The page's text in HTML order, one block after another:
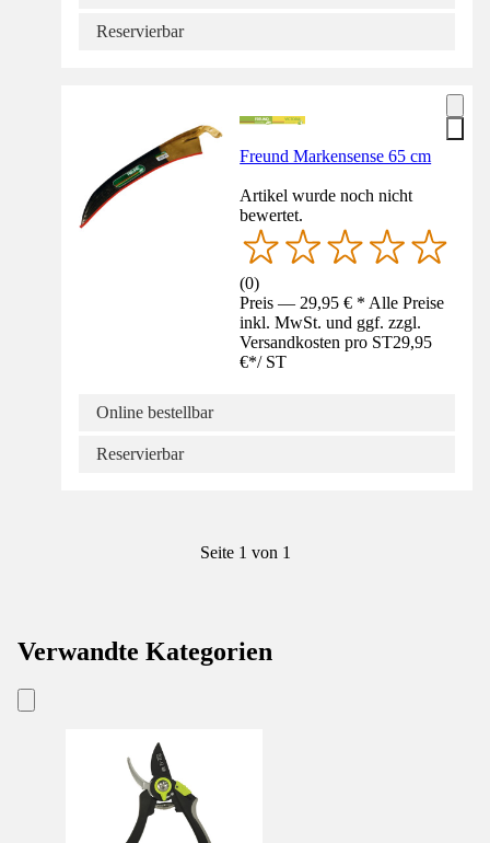
Reservierbar
Freund Markensense 65 cm
Artikel wurde noch nicht
bewertet.
(0)
Preis — 29,95 € * Alle Preise
inkl. MwSt. und ggf. zzgl.
Versandkosten pro ST29,95
€*/ ST
Online bestellbar
Reservierbar
Seite 1 von 1
Verwandte Kategorien